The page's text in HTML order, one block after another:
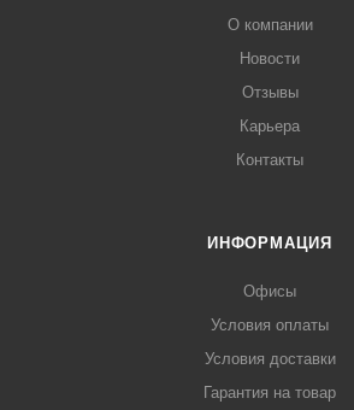
О компании
Новости
Отзывы
Карьера
Контакты
ИНФОРМАЦИЯ
Офисы
Условия оплаты
Условия доставки
Гарантия на товар